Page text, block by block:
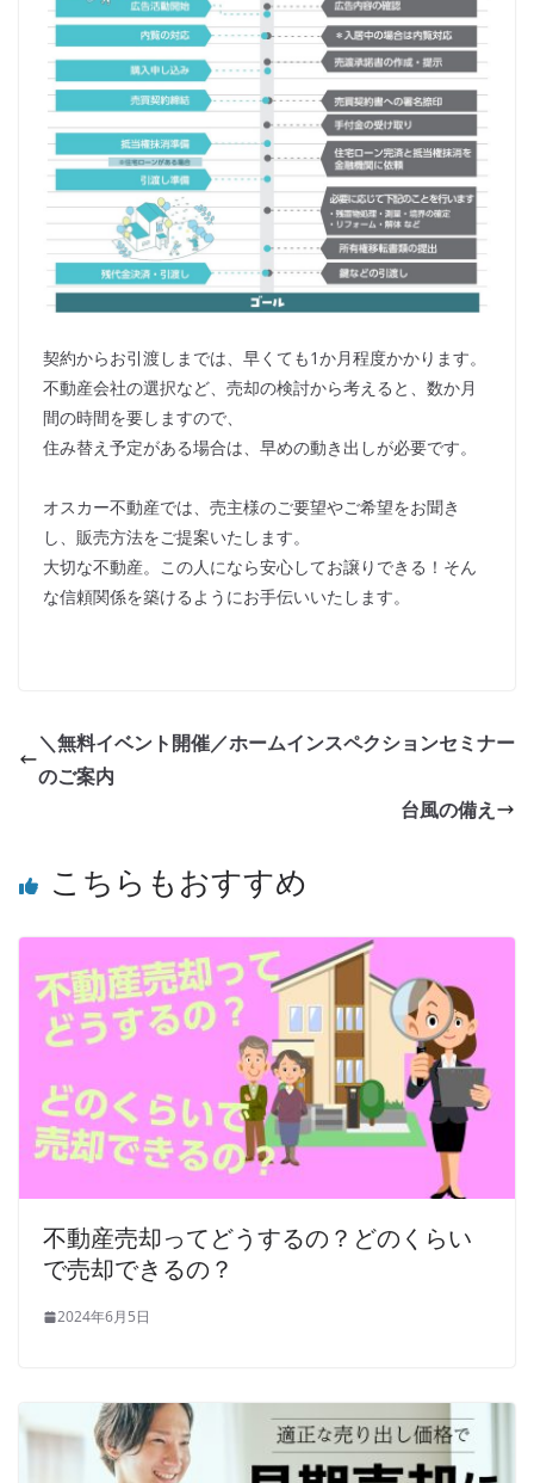
契約からお引渡しまでは、早くても1か月程度かかります。
不動産会社の選択など、売却の検討から考えると、数か月
間の時間を要しますので、
住み替え予定がある場合は、早めの動き出しが必要です。
オスカー不動産では、売主様のご要望やご希望をお聞き
し、販売方法をご提案いたします。
大切な不動産。この人になら安心してお譲りできる！そん
な信頼関係を築けるようにお手伝いいたします。
＼無料イベント開催／ホームインスペクションセミナー
のご案内
台風の備え
こちらもおすすめ
不動産売却ってどうするの？どのくらい
で売却できるの？
2024年6月5日